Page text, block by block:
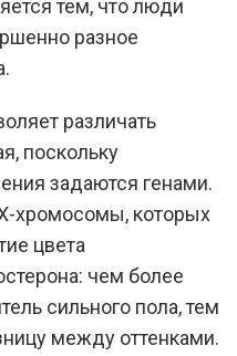
тем, что люди
разное
различать
поскольку
задаются генами.
хромосомы, которых
цвета
чем более
сильного пола, тем
между оттенками.